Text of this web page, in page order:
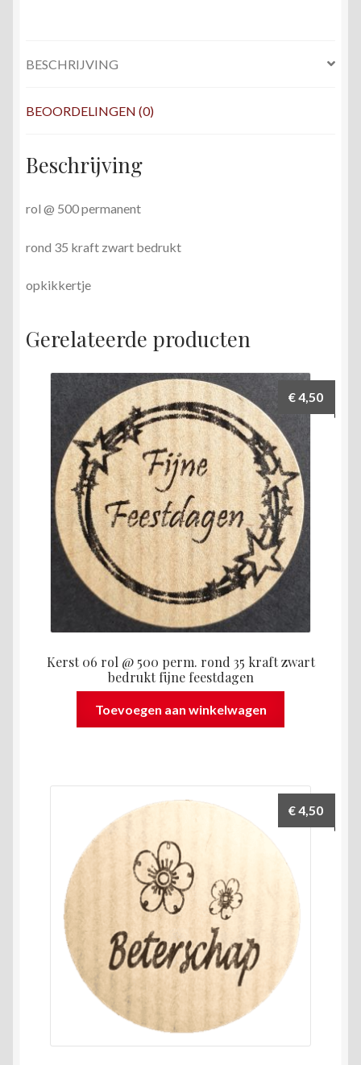
aantal
BESCHRIJVING
BEOORDELINGEN (0)
Beschrijving
rol @ 500 permanent
rond 35 kraft zwart bedrukt
opkikkertje
Gerelateerde producten
Kerst 06 rol @ 500 perm. rond 35 kraft zwart
bedrukt fijne feestdagen
€4,50
Toevoegen aan winkelwagen
€4,50